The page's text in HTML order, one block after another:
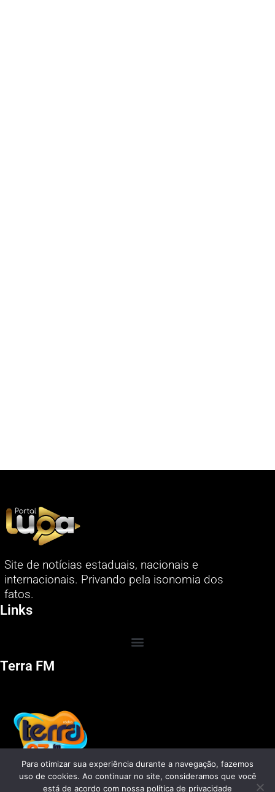
Site de notícias estaduais, nacionais e
internacionais. Privando pela isonomia dos
fatos.
Links
Terra FM
Para otimizar sua experiência durante a navegação, fazemos
uso de cookies. Ao continuar no site, consideramos que você
está de acordo com nossa política de privacidade